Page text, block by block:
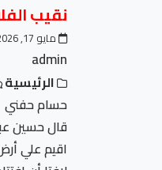
نقيب
مايو 17, 2026
admin
الرئيسية
حسام حفني
قال حسين
اقيم علي